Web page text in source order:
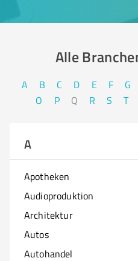
Alle
A B C D E F G
O
P Q R S T
A
Apotheken
Audioproduktion
Architektur
Autos
Autohandel